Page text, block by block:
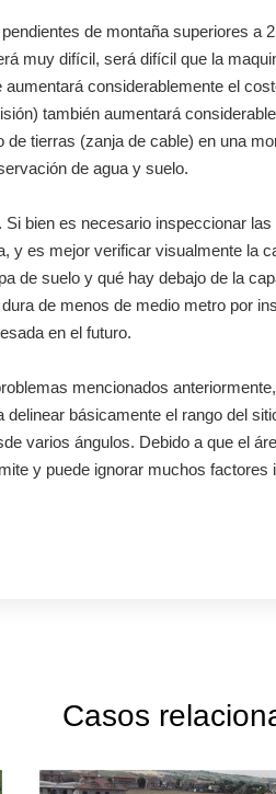
de montaña superiores a
muy difícil, será difícil que la
considerablemente el
también aumentará
tierras (zanja de cable) en una
de agua y suelo.
bien es necesario inspeccionar
y es mejor verificar visualmente la
de suelo y qué hay debajo de la
de menos de medio metro por
en el futuro.
mencionados
básicamente el rango del
varios ángulos. Debido a que el
y puede ignorar muchos factores
Casos